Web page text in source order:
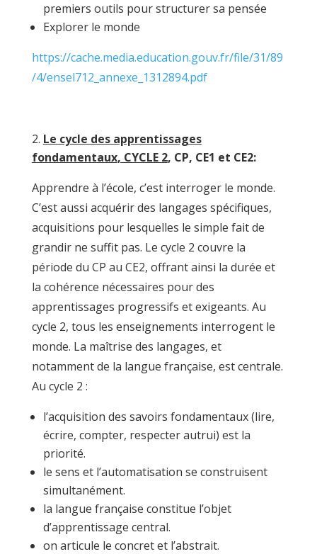
premiers outils pour structurer sa pensée
Explorer le monde
https://cache.media.education.gouv.fr/file/31/89
/4/ensel712_annexe_1312894.pdf
Le cycle des apprentissages
fondamentaux, CYCLE 2, CP, CE1 et CE2:
Apprendre à l’école, c’est interroger le monde.
C’est aussi acquérir des langages spécifiques,
acquisitions pour lesquelles le simple fait de
grandir ne suffit pas. Le cycle 2 couvre la
période du CP au CE2, offrant ainsi la durée et
la cohérence nécessaires pour des
apprentissages progressifs et exigeants. Au
cycle 2, tous les enseignements interrogent le
monde. La maîtrise des langages, et
notamment de la langue française, est centrale.
Au cycle 2 :
l’acquisition des savoirs fondamentaux (lire,
écrire, compter, respecter autrui) est la
priorité.
le sens et l’automatisation se construisent
simultanément.
la langue française constitue l’objet
d’apprentissage central.
on articule le concret et l’abstrait.